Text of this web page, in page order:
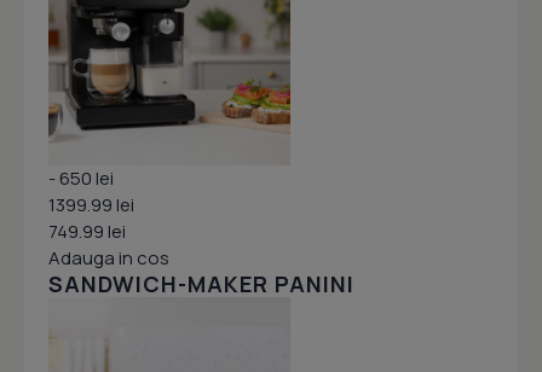
- 650 lei
1399.99 lei
749.99 lei
Adauga in cos
SANDWICH-MAKER PANINI